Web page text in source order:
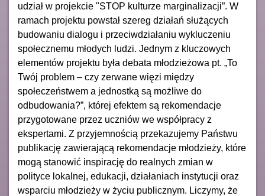
udział w projekcie "STOP kulturze marginalizacji”. W
ramach projektu powstał szereg działań służących
budowaniu dialogu i przeciwdziałaniu wykluczeniu
społecznemu młodych ludzi. Jednym z kluczowych
elementów projektu była debata młodzieżowa pt. „To
Twój problem – czy zerwane więzi między
społeczeństwem a jednostką są możliwe do
odbudowania?”, której efektem są rekomendacje
przygotowane przez uczniów we współpracy z
ekspertami. Z przyjemnością przekazujemy Państwu
publikację zawierającą rekomendacje młodzieży, które
mogą stanowić inspirację do realnych zmian w
polityce lokalnej, edukacji, działaniach instytucji oraz
wsparciu młodzieży w życiu publicznym. Liczymy, że